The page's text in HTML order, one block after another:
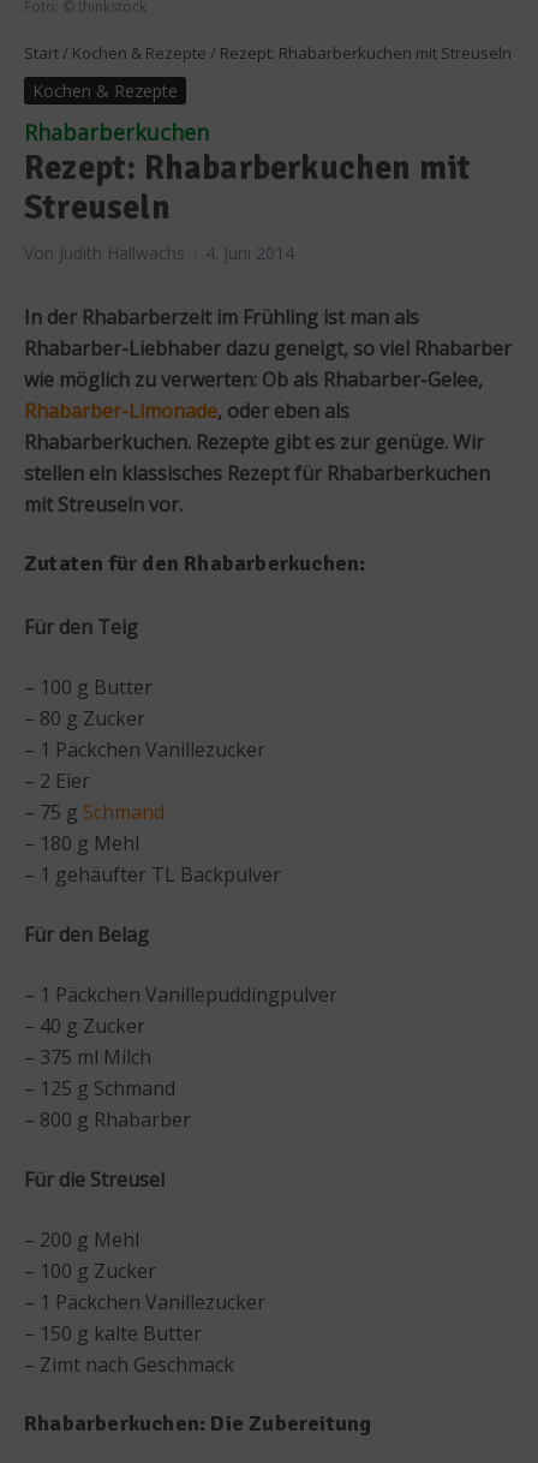
Foto: © thinkstock
Start / Kochen & Rezepte / Rezept: Rhabarberkuchen mit Streuseln
Kochen & Rezepte
Rhabarberkuchen
Rezept: Rhabarberkuchen mit
Streuseln
Von Judith Hallwachs 4. Juni 2014
In der Rhabarberzeit im Frühling ist man als
Rhabarber-Liebhaber dazu geneigt, so viel Rhabarber
wie möglich zu verwerten: Ob als Rhabarber-Gelee,
Rhabarber-Limonade, oder eben als
Rhabarberkuchen. Rezepte gibt es zur genüge. Wir
stellen ein klassisches Rezept für Rhabarberkuchen
mit Streuseln vor.
Zutaten für den Rhabarberkuchen:
Für den Teig
– 100 g Butter
– 80 g Zucker
– 1 Päckchen Vanillezucker
– 2 Eier
– 75 g Schmand
– 180 g Mehl
– 1 gehäufter TL Backpulver
Für den Belag
– 1 Päckchen Vanillepuddingpulver
– 40 g Zucker
– 375 ml Milch
– 125 g Schmand
– 800 g Rhabarber
Für die Streusel
– 200 g Mehl
– 100 g Zucker
– 1 Päckchen Vanillezucker
– 150 g kalte Butter
– Zimt nach Geschmack
Rhabarberkuchen: Die Zubereitung